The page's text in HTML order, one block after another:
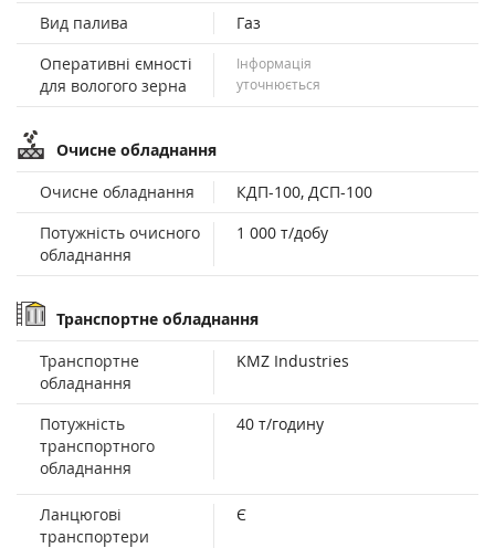
Вид палива
Газ
Оперативні ємності
для вологого зерна
Інформація
уточнюється
Очисне обладнання
Очисне обладнання
КДП-100, ДСП-100
Потужність очисного
обладнання
1 000 т/добу
Транспортне обладнання
Транспортне
обладнання
KMZ Industries
Потужність
транспортного
обладнання
40 т/годину
Ланцюгові
транспортери
Є